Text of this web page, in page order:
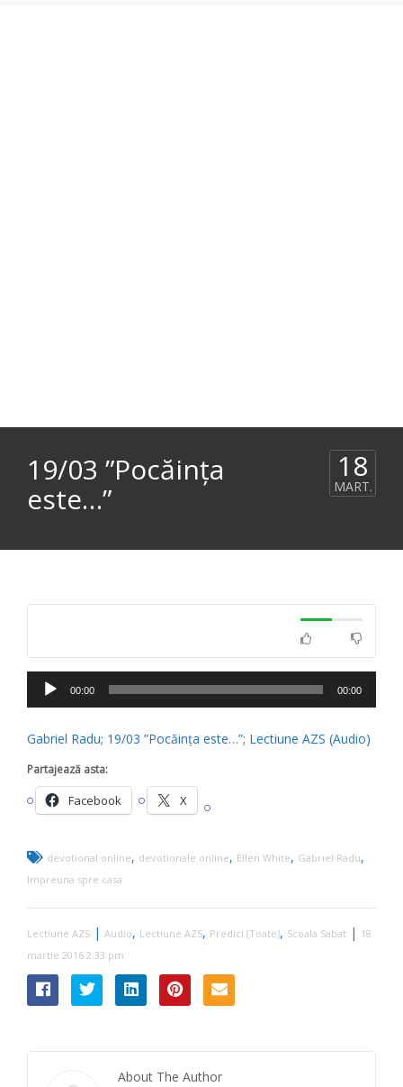
19/03 ”Pocăința
este…”
18
MART.
Player
audio
00:00 00:00
Gabriel Radu; 19/03 ”Pocăința este…”; Lectiune AZS (Audio)
Partajează asta:
Facebook X
devotional online, devotionale online, Ellen White, Gabriel Radu,
Impreuna spre casa
Lectiune AZS | Audio, Lectiune AZS, Predici (Toate), Scoala Sabat | 18
martie 2016 2:33 pm
About The Author